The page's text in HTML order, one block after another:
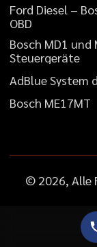
Ford Diesel – Bo
OBD
Bosch MD1 und
Steuergeräte
AdBlueSystem d
Bosch ME17MT
© 2026, Alle